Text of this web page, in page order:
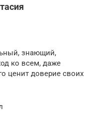
знающий,
ко всем, даже
ценит доверие своих